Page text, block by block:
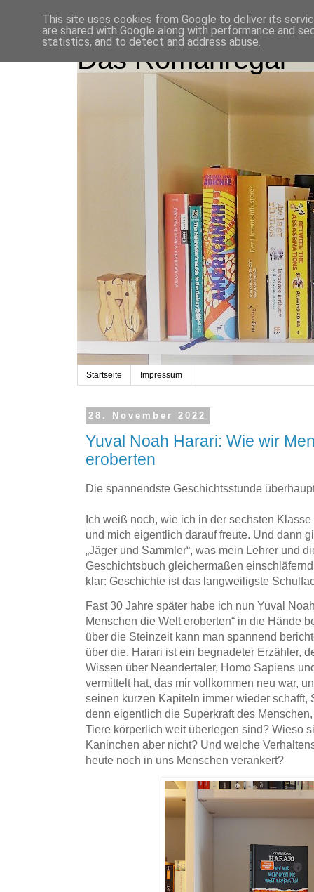
Das Romanregal
Startseite Impressum
28. November 2022
Yuval Noah Harari: Wie wir
eroberten
Die spannendste Geschichtsstunde
Ich weiß noch, wie ich in der sechsten
und mich eigentlich darauf freute. Und dann
„Jäger und Sammler“, was mein Lehrer und
Geschichtsbuch gleichermaßen
klar: Geschichte ist das langweiligste
Fast 30 Jahre später habe ich nun Yuval
Menschen die Welt eroberten“ in die Hände
über die Steinzeit kann man spannend
über die. Harari ist ein begnadeter Erzähler,
Wissen über Neandertaler, Homo Sapiens
vermittelt hat, das mir vollkommen neu war,
seinen kurzen Kapiteln immer wieder schafft,
denn eigentlich die Superkraft des
Tiere körperlich weit überlegen sind? Wieso
Kaninchen aber nicht? Und welche
heute noch in uns Menschen verankert?
This site uses cookies from Google to deliver its
are shared with Google along with performance and
statistics, and to detect and address abuse.